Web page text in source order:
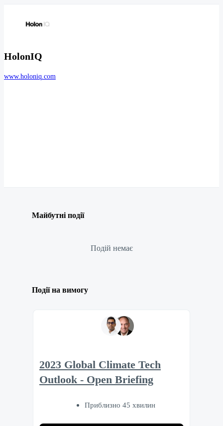
HolonIQ
www.holoniq.com
Майбутні події
Подій немає
Події на вимогу
2023 Global Climate Tech
Outlook - Open Briefing
Приблизно 45 хвилин